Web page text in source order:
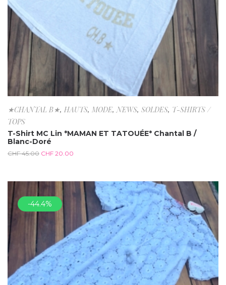
★CHANTAL B★, HAUTS, MODE,NEWS, SOLDES, T-SHIRTS /
TOPS
T-Shirt MC Lin *MAMAN ET TATOUÉE* Chantal B /
Blanc-Doré
CHF45.00 CHF 20.00
-44.4%